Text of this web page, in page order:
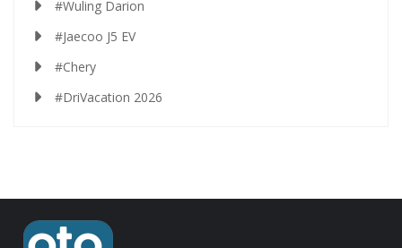
#Wuling Darion
#Jaecoo J5 EV
#Chery
#DriVacation 2026